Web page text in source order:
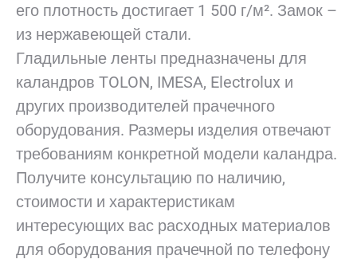
его плотность достигает 1 500 г/м². Замок –
из нержавеющей стали.
Гладильные ленты предназначены для
каландров TOLON, IMESA, Electrolux и
других производителей прачечного
оборудования. Размеры изделия отвечают
требованиям конкретной модели каландра.
Получите консультацию по наличию,
стоимости и характеристикам
интересующих вас расходных материалов
для оборудования прачечной по телефону